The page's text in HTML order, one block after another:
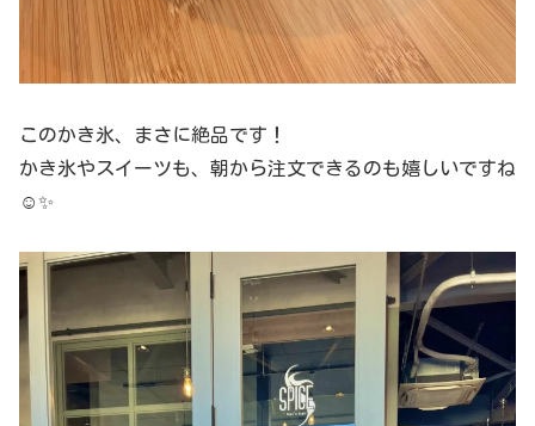
このかき氷、まさに絶品です！
かき氷やスイーツも、朝から注文できるのも嬉しいですね
☺️✨